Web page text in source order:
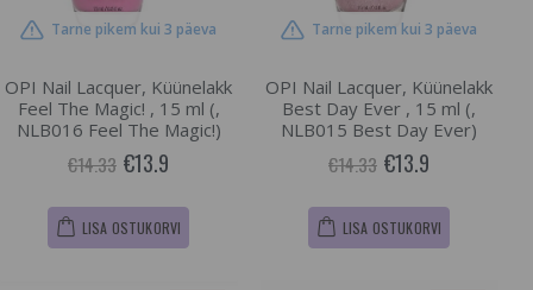
Tarne pikem kui 3 päeva
OPI Nail Lacquer, Küünelakk
Feel The Magic! , 15 ml (,
NLB016 Feel The Magic!)
€14.33 €13.9
LISA OSTUKORVI
Tarne pikem kui 3 päeva
OPI Nail Lacquer, Küünelakk
Best Day Ever , 15 ml (,
NLB015 Best Day Ever)
€14.33 €13.9
LISA OSTUKORVI